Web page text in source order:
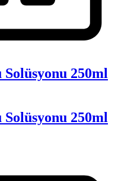
250ml
250ml